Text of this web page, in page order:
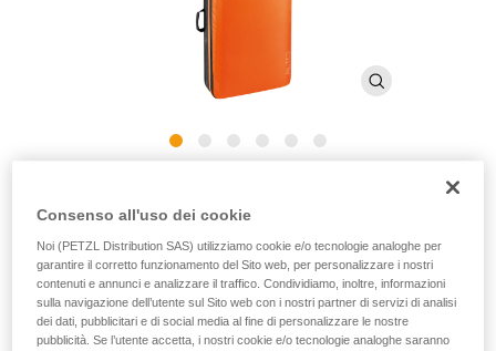
Crashpad per la salita di boulder
Il buon compromesso per concatenare i blocchi. Con una
costruzione monoblocco senza piega e un assemblaggio di
tre stati di imbottitura, il crashpad ALTO consente di
Consenso all'uso dei cookie
Noi (PETZL Distribution SAS) utilizziamo cookie e/o tecnologie analoghe per
garantire il corretto funzionamento del Sito web, per personalizzare i nostri
contenuti e annunci e analizzare il traffico. Condividiamo, inoltre, informazioni
sulla navigazione dell’utente sul Sito web con i nostri partner di servizi di analisi
dei dati, pubblicitari e di social media al fine di personalizzare le nostre
pubblicità. Se l’utente accetta, i nostri cookie e/o tecnologie analoghe saranno